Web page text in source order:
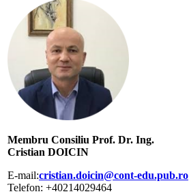
Membru Consiliu Prof. Dr. Ing.
Cristian DOICIN
E-mail:cristian.doicin@cont-edu.pub.ro
Telefon: +40214029464